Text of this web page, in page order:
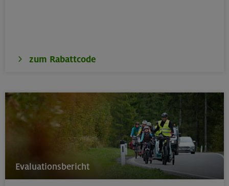
zum Rabattcode
Evaluationsbericht